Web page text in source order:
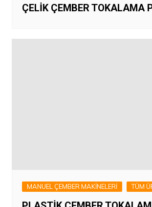
ÇELİK ÇEMBER TOKALAMA
MANUEL ÇEMBER MAKİNELERİ TÜM